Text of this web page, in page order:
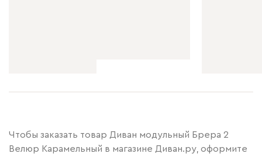
Чтобы заказать товар Диван модульный Брера 2
Велюр Карамельный в магазине Диван.ру, оформите